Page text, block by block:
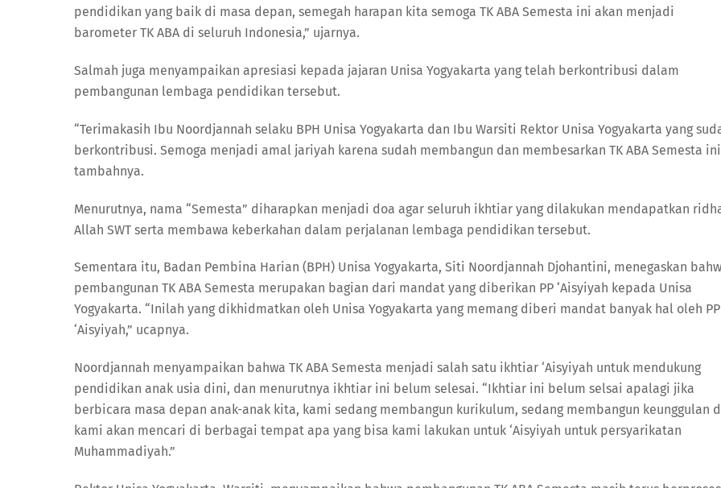
pendidikan yang baik di masa depan, semegah harapan kita semoga TK ABA Semesta ini akan menjadi
barometer TK ABA di seluruh Indonesia,” ujarnya.
Salmah juga menyampaikan apresiasi kepada jajaran Unisa Yogyakarta yang telah berkontribusi dalam
pembangunan lembaga pendidikan tersebut.
“Terimakasih Ibu Noordjannah selaku BPH Unisa Yogyakarta dan Ibu Warsiti Rektor Unisa Yogyakarta yang
berkontribusi. Semoga menjadi amal jariyah karena sudah membangun dan membesarkan TK ABA Semesta
tambahnya.
Menurutnya, nama “Semesta” diharapkan menjadi doa agar seluruh ikhtiar yang dilakukan mendapatkan
Allah SWT serta membawa keberkahan dalam perjalanan lembaga pendidikan tersebut.
Sementara itu, Badan Pembina Harian (BPH) Unisa Yogyakarta, Siti Noordjannah Djohantini, menegaskan
pembangunan TK ABA Semesta merupakan bagian dari mandat yang diberikan PP ‘Aisyiyah kepada Unisa
Yogyakarta. “Inilah yang dikhidmatkan oleh Unisa Yogyakarta yang memang diberi mandat banyak hal oleh PP
‘Aisyiyah,” ucapnya.
Noordjannah menyampaikan bahwa TK ABA Semesta menjadi salah satu ikhtiar ‘Aisyiyah untuk mendukung
pendidikan anak usia dini, dan menurutnya ikhtiar ini belum selesai. “Ikhtiar ini belum selsai apalagi jika
berbicara masa depan anak-anak kita, kami sedang membangun kurikulum, sedang membangun keunggulan
kami akan mencari di berbagai tempat apa yang bisa kami lakukan untuk ‘Aisyiyah untuk persyarikatan
Muhammadiyah.”